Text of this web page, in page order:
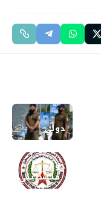
دولي
دولي
فلسطيني